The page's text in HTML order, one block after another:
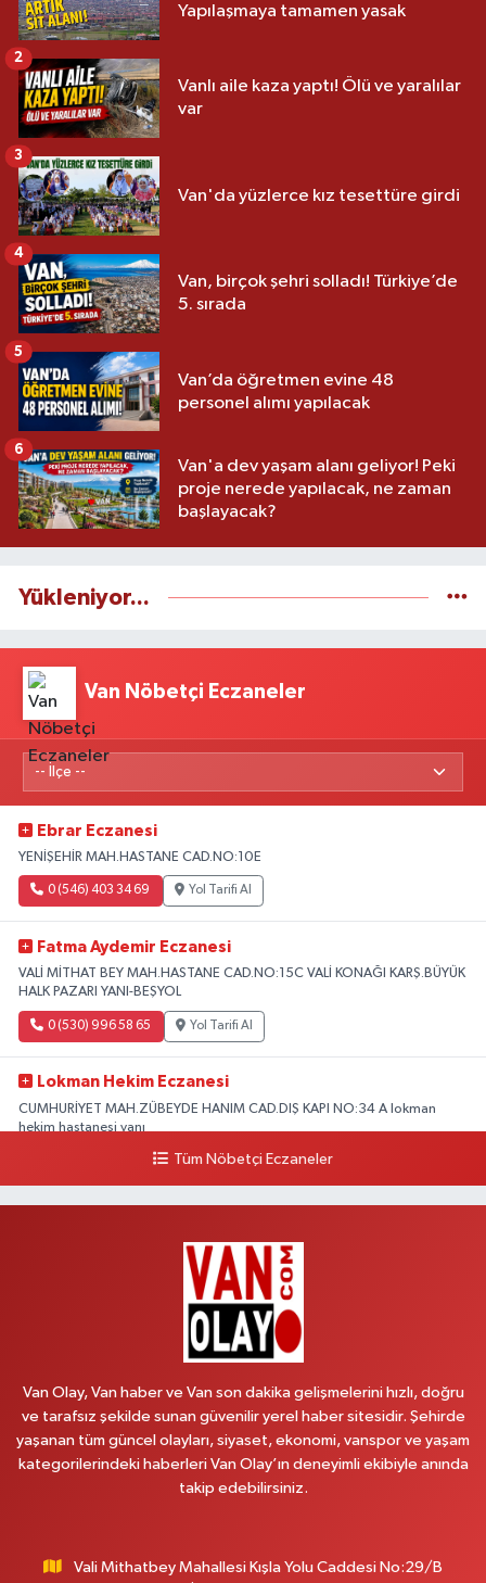
Yapılaşmaya tamamen yasak
Vanlı aile kaza yaptı! Ölü ve yaralılar
var
2
Van'da yüzlerce kız tesettüre girdi
3
Van, birçok şehri solladı! Türkiye’de
5. sırada
4
Van’da öğretmen evine 48
personel alımı yapılacak
5
Van'a dev yaşam alanı geliyor! Peki
proje nerede yapılacak, ne zaman
başlayacak?
6
Yükleniyor...
Van Nöbetçi Eczaneler
Ebrar Eczanesi
YENİŞEHİR MAH.HASTANE CAD.NO:10E
0 (546) 403 34 69 Yol Tarifi Al
Fatma Aydemir Eczanesi
VALİ MİTHAT BEY MAH.HASTANE CAD.NO:15C VALİ KONAĞI KARŞ.BÜYÜK
HALK PAZARI YANI-BEŞYOL
0 (530) 996 58 65 Yol Tarifi Al
Lokman Hekim Eczanesi
CUMHURİYET MAH.ZÜBEYDE HANIM CAD.DIŞ KAPI NO:34 A lokman
hekim hastanesi yanı
Yol Tarifi Al
Vanyolu Caddesi Yeni Diş Hastanesi Yanı NO:102F
Yol Tarifi Al
CUMHURİYET MAH.KONAK SK.NO:6
0 (530) 442 24 65 Yol Tarifi Al
Yiğit Eczanesi
HATUNİYE MAHALLESİ ASMİN SOKAK NO:3 A ÖZEL AKDAMAR
Tüm Nöbetçi Eczaneler
Van Olay, Van haber ve Van son dakika gelişmelerini hızlı, doğru
ve tarafsız şekilde sunan güvenilir yerel haber sitesidir. Şehirde
yaşanan tüm güncel olayları, siyaset, ekonomi, vanspor ve yaşam
kategorilerindeki haberleri Van Olay’ın deneyimli ekibiyle anında
takip edebilirsiniz.
Vali Mithatbey Mahallesi Kışla Yolu Caddesi No:29/B